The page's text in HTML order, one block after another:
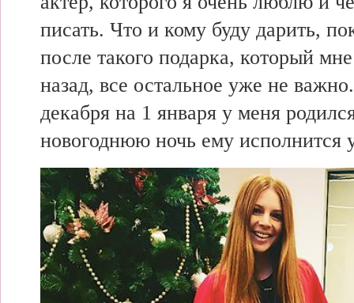
писать. Что и кому буду дарить,
после такого подарка, который
назад, все остальное уже не
декабря на 1 января у меня
новогоднюю ночь ему исполнится